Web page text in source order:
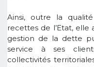
Ainsi, outre la
recettes de l’Etat,
gestion de la dette
service à ses
collectivités